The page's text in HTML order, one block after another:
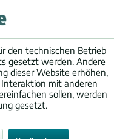
den technischen Betrieb
gesetzt werden. Andere
dieser Website erhöhen,
mit anderen
sollen, werden
gesetzt.